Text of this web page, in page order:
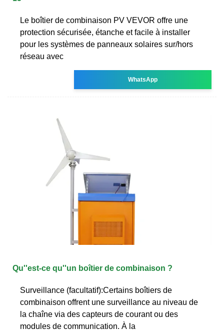
Le boîtier de combinaison PV VEVOR offre une
protection sécurisée, étanche et facile à installer
pour les systèmes de panneaux solaires sur/hors
réseau avec
WhatsApp
Qu''est-ce qu''un boîtier de combinaison ?
Surveillance (facultatif):Certains boîtiers de
combinaison offrent une surveillance au niveau de
la chaîne via des capteurs de courant ou des
modules de communication. À la